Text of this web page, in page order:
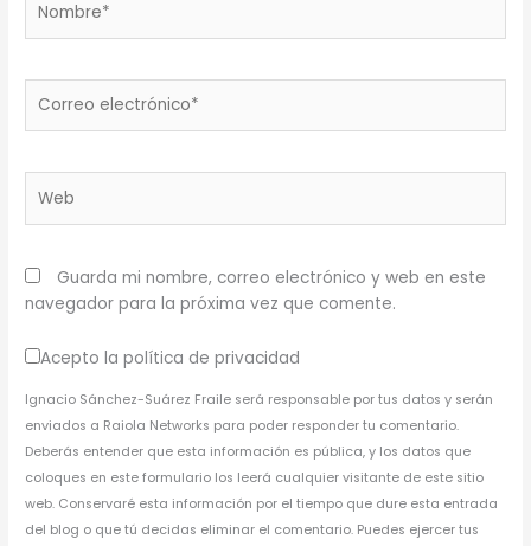
electrónico*
Guarda mi nombre, correo electrónico y web en este
navegador para la próxima vez que comente.
Acepto la política de privacidad
Ignacio Sánchez-Suárez Fraile será responsable por tus datos y serán
enviados a Raiola Networks para poder responder tu comentario.
Deberás entender que esta información es pública, y los datos que
coloques en este formulario los leerá cualquier visitante de este sitio
web. Conservaré esta información por el tiempo que dure esta entrada
del blog o que tú decidas eliminar el comentario. Puedes ejercer tus